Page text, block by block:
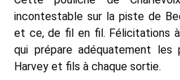
incontestable sur la piste de
et ce, de fil en fil. Félicitations à
qui prépare adéquatement les
Harvey et fils à chaque sortie.